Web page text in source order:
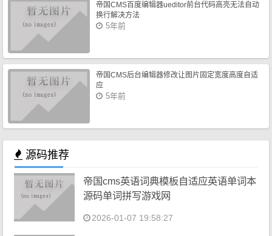
帝国CMS百度编辑器ueditor前台代码高亮无法自动
换行解决方法
5年前
帝国CMS后台编辑器修改让图片固定宽度高度自适
应
5年前
源码推荐
帝国cms英语词典模板自适应英语单词本
源码单词拼写游戏网
2026-01-07 19:58:27